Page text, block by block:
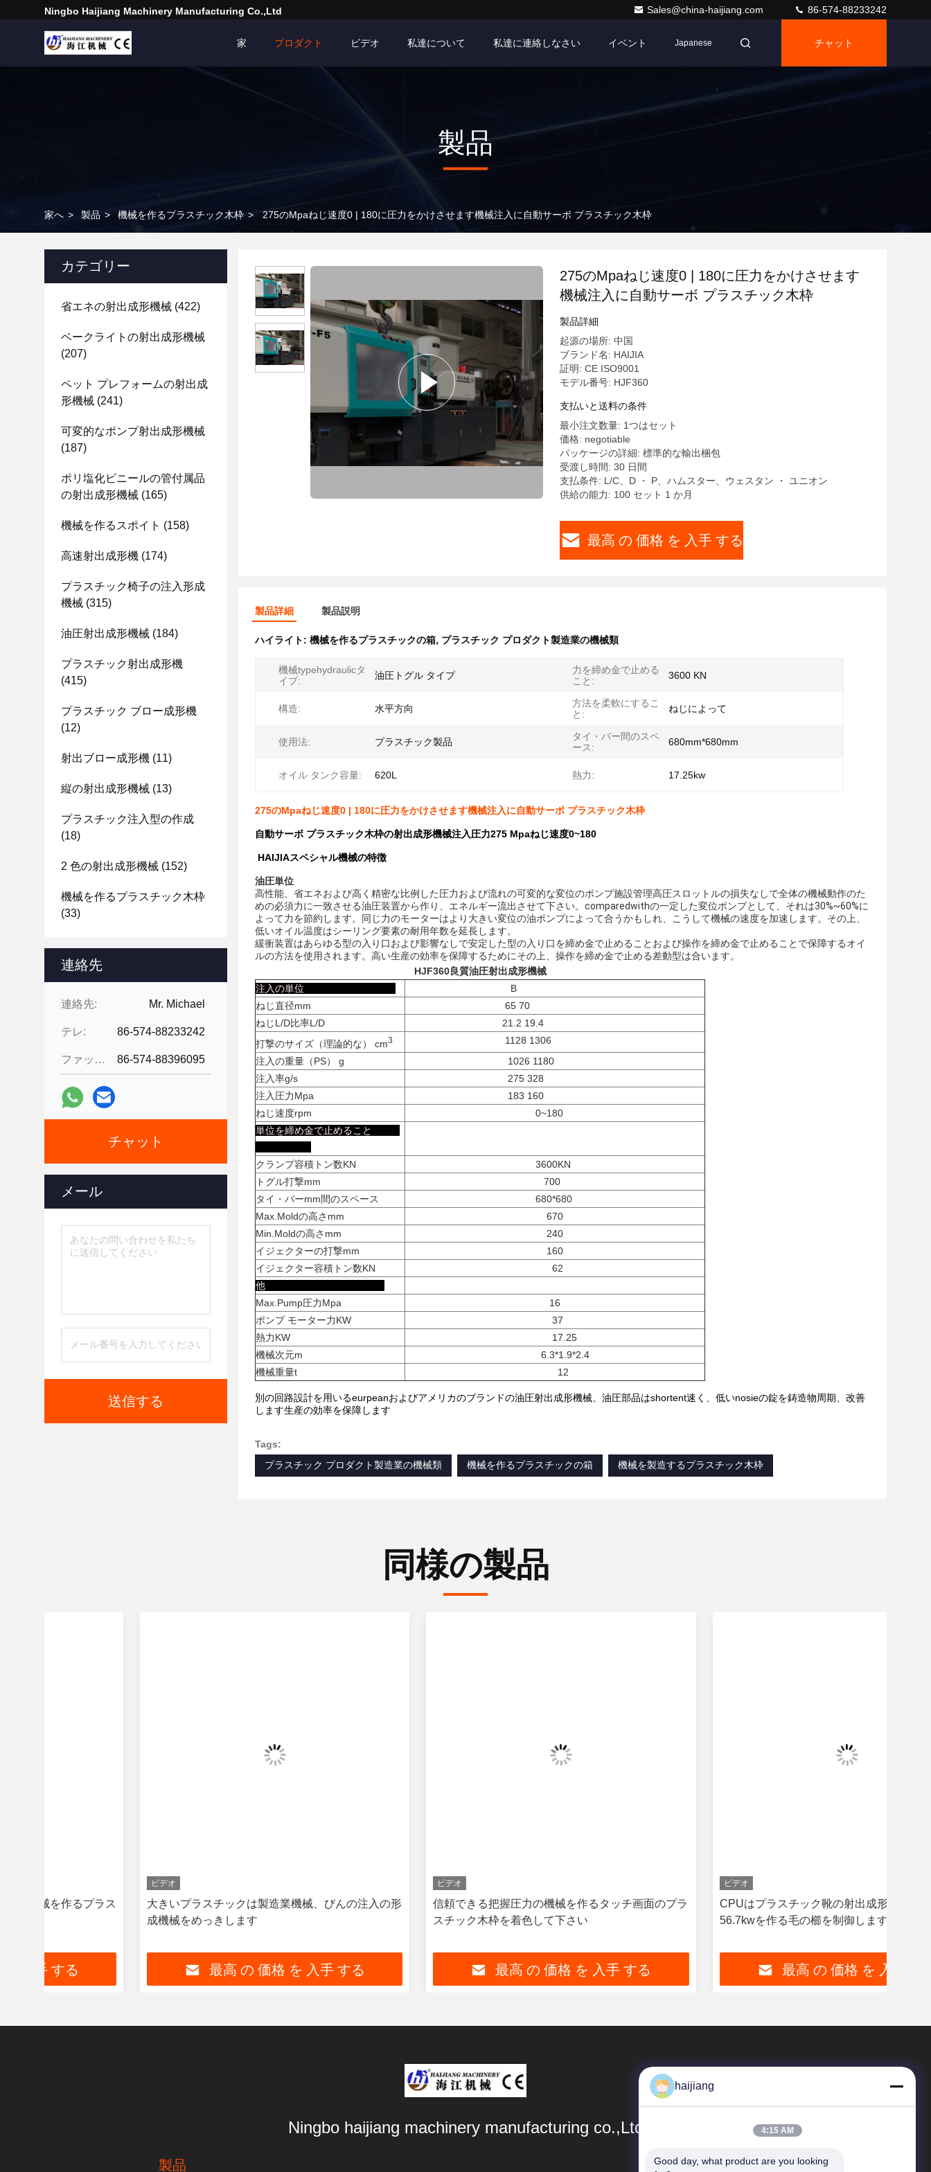
Ningbo Haijiang Machinery Manufacturing Co.,Ltd Sales@china-haijiang.com 86-574-88233242
家 プロダクト ビデオ 私達について 私達に連絡しなさい イベント Japanese チャット
製品
家へ > 製品 > 機械を作るプラスチック木枠 > 275のMpaねじ速度0 | 180に圧力をかけさせます機械注入に自動サーボ プラスチック木枠
カテゴリー
省エネの射出成形機械 (422)
ベークライトの射出成形機械
(207)
ペット プレフォームの射出成
形機械 (241)
可変的なポンプ射出成形機械
(187)
ポリ塩化ビニールの管付属品
の射出成形機械 (165)
機械を作るスポイト (158)
高速射出成形機 (174)
プラスチック椅子の注入形成
機械 (315)
油圧射出成形機械 (184)
プラスチック射出成形機
(415)
プラスチック ブロー成形機
(12)
射出ブロー成形機 (11)
縦の射出成形機械 (13)
プラスチック注入型の作成
(18)
2 色の射出成形機械 (152)
機械を作るプラスチック木枠
(33)
連絡先
連絡先: Mr. Michael
テレ: 86-574-88233242
ファックス: 86-574-88396095
チャット
メール
送信する
275のMpaねじ速度0 | 180に圧力をかけさせます
機械注入に自動サーボ プラスチック木枠
製品詳細
起源の場所: 中国
ブランド名: HAIJIA
証明: CE ISO9001
モデル番号: HJF360
支払いと送料の条件
最小注文数量: 1つはセット
価格: negotiable
パッケージの詳細: 標準的な輸出梱包
受渡し時間: 30 日間
支払条件: L/C、D ・ P、ハムスター、ウェスタン ・ ユニオン
供給の能力: 100 セット 1 か月
最高 の 価格 を 入手 する
製品詳細 製品説明
ハイライト: 機械を作るプラスチックの箱, プラスチック プロダクト製造業の機械類
機械typehydraulicタ
イプ:
油圧トグル タイプ
力を締め金で止める
こと:
3600 KN
構造: 水平方向
方法を柔軟にするこ
と:
ねじによって
使用法: プラスチック製品
タイ・バー間のスペ
ース:
680mm*680mm
オイル タンク容量: 620L 熱力: 17.25kw
275のMpaねじ速度0 | 180に圧力をかけさせます機械注入に自動サーボ プラスチック木枠
自動サーボ プラスチック木枠の射出成形機械注入圧力275 Mpaねじ速度0~180
HAIJIAスペシャル機械の特徴
油圧単位
高性能、省エネおよび高く精密な比例した圧力および流れの可変的な変位のポンプ施設管理高圧スロットルの損失なしで全体の機械動作のた
めの必須力に一致させる油圧装置から作り、エネルギー流出させて下さい。comparedwithの一定した変位ポンプとして、それは30%~60%に
よって力を節約します。同じ力のモーターはより大きい変位の油ポンプによって合うかもしれ、こうして機械の速度を加速します。その上、
低いオイル温度はシーリング要素の耐用年数を延長します。
緩衝装置はあらゆる型の入り口および影響なしで安定した型の入り口を締め金で止めることおよび操作を締め金で止めることで保障するオイ
ルの方法を使用されます。高い生産の効率を保障するためにその上、操作を締め金で止める差動型は合います。
HJF360良質油圧射出成形機械
注入の単位
B
ねじ直径mm
65 70
ねじL/D比率L/D
21.2 19.4
打撃のサイズ（理論的な） cm3
1128 1306
注入の重量（PS） g
1026 1180
注入率g/s
275 328
注入圧力Mpa
183 160
ねじ速度rpm
0~180
単位を締め金で止めること
クランプ容積トン数KN
3600KN
トグル打撃mm
700
タイ・バーmm間のスペース
680*680
Max.Moldの高さmm
670
Min.Moldの高さmm
240
イジェクターの打撃mm
160
イジェクター容積トン数KN
62
他
Max.Pump圧力Mpa
16
ポンプ モーター力KW
37
熱力KW
17.25
機械次元m
6.3*1.9*2.4
機械重量t
12
別の回路設計を用いるeurpeanおよびアメリカのブランドの油圧射出成形機械、油圧部品はshortent速く、低いnosieの錠を鋳造物周期、改善
します生産の効率を保障します
Tags:
プラスチック プロダクト製造業の機械類
機械を作るプラスチックの箱 機械を製造するプラスチック木枠
同様の製品
大きいプラスチックは製造業機械、びんの注入の形
成機械をめっきします
最高 の 価格 を 入手 する
信頼できる把握圧力の機械を作るタッチ画面のプラ
スチック木枠を着色して下さい
最高 の 価格 を 入手 する
CPUはプラスチック靴の射出成形機械、機械
56.7kwを作る毛の櫛を制御します
最高 の 価格 を 入手 する
Ningbo haijiang machinery manufacturing co.,Ltd
製品 簡単なリンク
haijiang
4:15 AM
Good day, what product are you looking